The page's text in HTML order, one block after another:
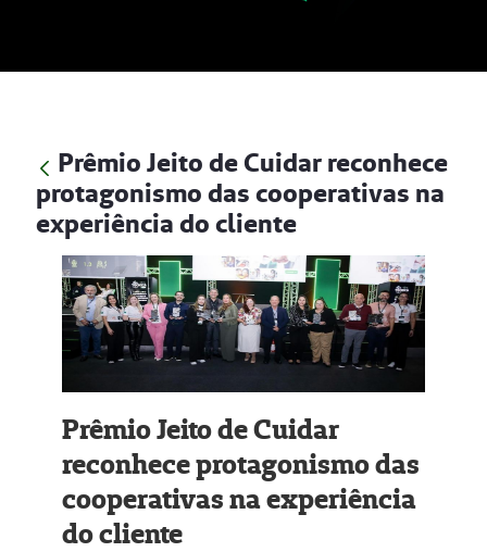
Prêmio Jeito de Cuidar reconhece
protagonismo das cooperativas na
experiência do cliente
Prêmio Jeito de Cuidar
reconhece protagonismo das
cooperativas na experiência
do cliente